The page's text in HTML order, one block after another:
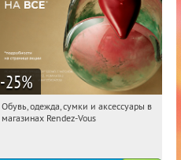
-25%
15:31:20 Получили: 3
Обувь, одежда, сумки и аксессуары в
магазинах Rendez-Vous